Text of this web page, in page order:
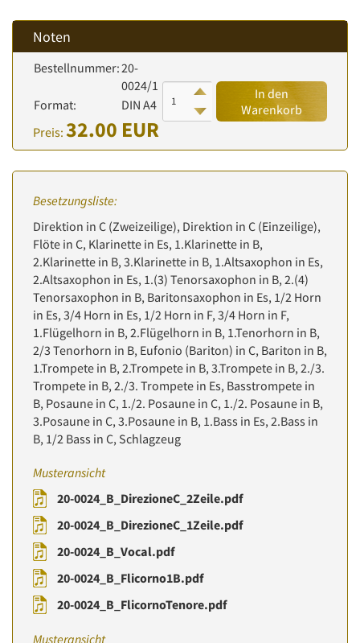
Noten
Bestellnummer:20-
0024/1
Format:
DIN A4
Preis: 32.00 EUR
In den
Warenkorb
Besetzungsliste:
Direktion in C (Zweizeilige), Direktion in C (Einzeilige),
Flöte in C, Klarinette in Es, 1.Klarinette in B,
2.Klarinette in B, 3.Klarinette in B, 1.Altsaxophon in Es,
2.Altsaxophon in Es, 1.(3) Tenorsaxophon in B, 2.(4)
Tenorsaxophon in B, Baritonsaxophon in Es, 1/2 Horn
in Es, 3/4 Horn in Es, 1/2 Horn in F, 3/4 Horn in F,
1.Flügelhorn in B, 2.Flügelhorn in B, 1.Tenorhorn in B,
2/3 Tenorhorn in B, Eufonio (Bariton) in C, Bariton in B,
1.Trompete in B, 2.Trompete in B, 3.Trompete in B, 2./3.
Trompete in B, 2./3. Trompete in Es, Basstrompete in
B, Posaune in C, 1./2. Posaune in C, 1./2. Posaune in B,
3.Posaune in C, 3.Posaune in B, 1.Bass in Es, 2.Bass in
B, 1/2 Bass in C, Schlagzeug
Musteransicht
20-0024_B_DirezioneC_2Zeile.pdf
20-0024_B_DirezioneC_1Zeile.pdf
20-0024_B_Vocal.pdf
20-0024_B_Flicorno1B.pdf
20-0024_B_FlicornoTenore.pdf
Musteransicht